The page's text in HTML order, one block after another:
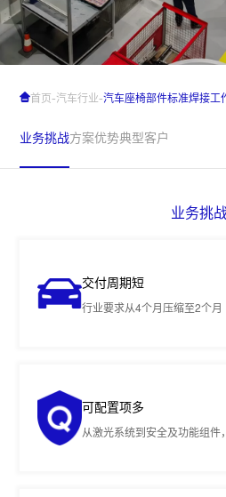
业务挑战方案优势典型客户
首页-汽车行业-汽车座椅部件标准焊接工
业务挑
交付周期短
行业要求从4个月压缩至2个月
可配置项多
从激光系统到安全及功能组件